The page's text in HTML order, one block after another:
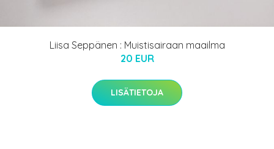
Liisa Seppänen : Muistisairaan maailma
20 EUR
LISÄTIETOJA